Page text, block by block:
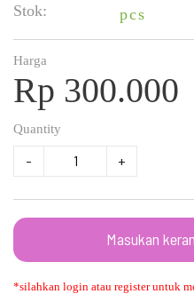
Stok: pcs
Harga
Rp 300.000
Quantity
- +
Masukan
*silahkan login atau register untuk